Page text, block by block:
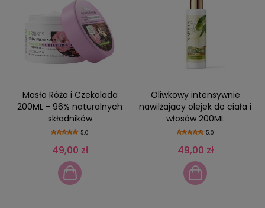
Masło Róża i Czekolada
200ML - 96% naturalnych
składników
5.0
49,00 zł
Oliwkowy intensywnie
nawilżający olejek do ciała i
włosów 200ML
5.0
49,00 zł